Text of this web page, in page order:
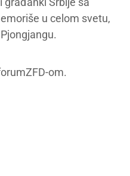
u celom svetu,
om.